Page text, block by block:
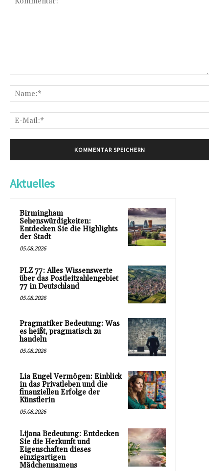
Aktuelles
Birmingham
Sehenswürdigkeiten:
Entdecken Sie die Highlights
der Stadt
05.08.2026
PLZ 77: Alles Wissenswerte
über das Postleitzahlengebiet
77 in Deutschland
05.08.2026
Pragmatiker Bedeutung: Was
es heißt, pragmatisch zu
handeln
05.08.2026
Lia Engel Vermögen: Einblick
in das Privatleben und die
finanziellen Erfolge der
Künstlerin
05.08.2026
Lijana Bedeutung: Entdecken
Sie die Herkunft und
Eigenschaften dieses
einzigartigen
Mädchennamens